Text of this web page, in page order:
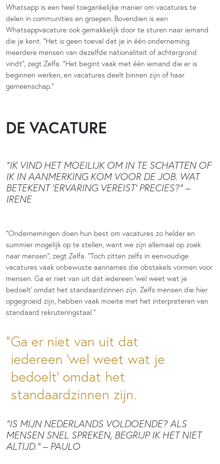
Whatsapp is een heel toegankelijke manier om vacatures te
delen in communities en groepen. Bovendien is een
Whatsappvacature ook gemakkelijk door te sturen naar iemand
die je kent. “Het is geen toeval dat je in één onderneming
meerdere mensen van dezelfde nationaliteit of achtergrond
vindt”, zegt Zelfa. “Het begint vaak met één iemand die er is
beginnen werken, en vacatures deelt binnen zijn of haar
gemeenschap.”
DE VACATURE
“IK VIND HET MOEILIJK OM IN TE SCHATTEN OF
IK IN AANMERKING KOM VOOR DE JOB. WAT
BETEKENT ‘ERVARING VEREIST’ PRECIES?” –
IRENE
“Ondernemingen doen hun best om vacatures zo helder en
summier mogelijk op te stellen, want we zijn allemaal op zoek
naar mensen”, zegt Zelfa. “Toch zitten zelfs in eenvoudige
vacatures vaak onbewuste aannames die obstakels vormen voor
mensen. Ga er niet van uit dat iedereen ‘wel weet wat je
bedoelt’ omdat het standaardzinnen zijn. Zelfs mensen die hier
opgegroeid zijn, hebben vaak moeite met het interpreteren van
standaard rekruteringstaal.”
Ga er niet van uit dat
iedereen ‘wel weet wat je
bedoelt’ omdat het
standaardzinnen zijn.
“IS MIJN NEDERLANDS VOLDOENDE? ALS
MENSEN SNEL SPREKEN, BEGRIJP IK HET NIET
ALTIJD.” – PAULO